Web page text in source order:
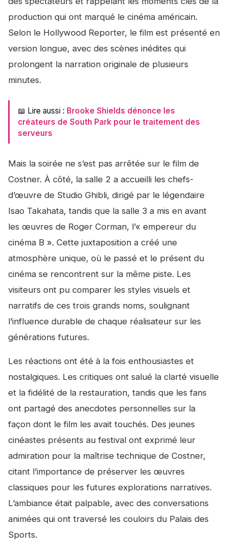
production qui ont marqué le cinéma américain.
Selon le Hollywood Reporter, le film est présenté en
version longue, avec des scènes inédites qui
prolongent la narration originale de plusieurs
minutes.
📖 Lire aussi : Brooke Shields dénonce les
créateurs de South Park pour le traitement des
serveurs
Mais la soirée ne s’est pas arrêtée sur le film de
Costner. À côté, la salle 2 a accueilli les chefs-
d’œuvre de Studio Ghibli, dirigé par le légendaire
Isao Takahata, tandis que la salle 3 a mis en avant
les œuvres de Roger Corman, l’« empereur du
cinéma B ». Cette juxtaposition a créé une
atmosphère unique, où le passé et le présent du
cinéma se rencontrent sur la même piste. Les
visiteurs ont pu comparer les styles visuels et
narratifs de ces trois grands noms, soulignant
l’influence durable de chaque réalisateur sur les
générations futures.
Les réactions ont été à la fois enthousiastes et
nostalgiques. Les critiques ont salué la clarté visuelle
et la fidélité de la restauration, tandis que les fans
ont partagé des anecdotes personnelles sur la
façon dont le film les avait touchés. Des jeunes
cinéastes présents au festival ont exprimé leur
admiration pour la maîtrise technique de Costner,
citant l’importance de préserver les œuvres
classiques pour les futures explorations narratives.
L’ambiance était palpable, avec des conversations
animées qui ont traversé les couloirs du Palais des
Sports.